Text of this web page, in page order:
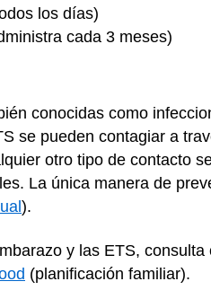
los días)
cada 3 meses)
conocidas como
se pueden contagiar a
otro tipo de contacto
La única manera de
).
y las ETS,
(planificación familiar).